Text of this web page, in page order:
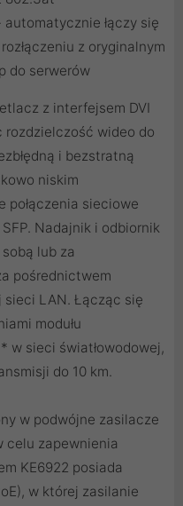
łączy się
z oryginalnym
do serwerów
z interfejsem DVI
rozdzielczość wideo do
i bezstratną
niskim
połączenia sieciowe
Nadajnik i odbiornik
lub za
pośrednictwem
sieci LAN. Łącząc się
modułu
w sieci światłowodowej,
do 10 km.
w podwójne zasilacze
celu zapewnienia
KE6922 posiada
w której zasilanie